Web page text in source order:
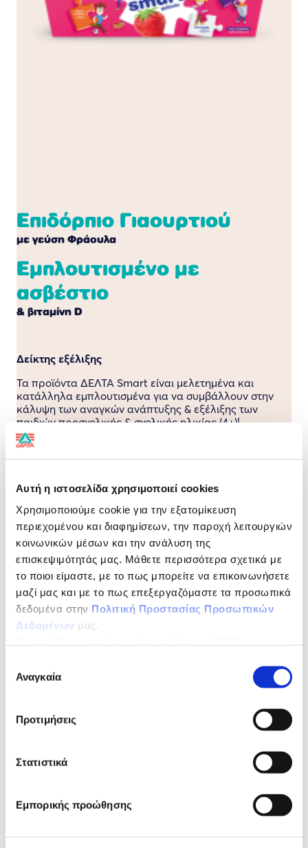
Αυτή η ιστοσελίδα χρησιμοποιεί cookies
Χρησιμοποιούμε cookie για την εξατομίκευση
περιεχομένου και διαφημίσεων, την παροχή λειτουργιών
κοινωνικών μέσων και την ανάλυση της
επισκεψιμότητάς μας. Μάθετε περισσότερα σχετικά με
το ποιοι είμαστε, με το πως μπορείτε να επικοινωνήσετε
μαζί μας και με το πως επεξεργαζόμαστε τα προσωπικά
δεδομένα στην Πολιτική Προστασίας Προσωπικών
Δεδομένων μας.
συγκατάθεσης
Αναγκαία
Προτιμήσεις
Στατιστικά
Εμπορικής προώθησης
Επιδόρπιο Γιαουρτιού
με γεύση Φράουλα
Εμπλουτισμένο με
ασβέστιο
& βιταμίνη D
Δείκτης εξέλιξης
Τα προϊόντα ΔΕΛΤΑ Smart είναι μελετημένα και
κατάλληλα εμπλουτισμένα για να συμβάλλουν στην
κάλυψη των αναγκών ανάπτυξης & εξέλιξης των
παιδιών προσχολικής & σχολικής ηλικίας (4+)!
ΔΙΑΤΡΟΦΙΚΗ ΔΗΛΩΣΗ
Ενέργεια
456 kJ / 109 kcal
Λιπαρά
εκ των οποίων
Κορεσµένα λιπαρά
οξέα
3,8 g
Υδατάνθρακες
11,4 g
εκ των οποίων
Σάκχαρα
Πρωτεΐνες
4,0 g
Ιχνοστοιχεία
138,7mg / 17,3% ΔΤΑ
(1)
2,3mg 16,4% ΔΤΑ*
B5
1,0mg / 16,7% ΔΤΑ (1)